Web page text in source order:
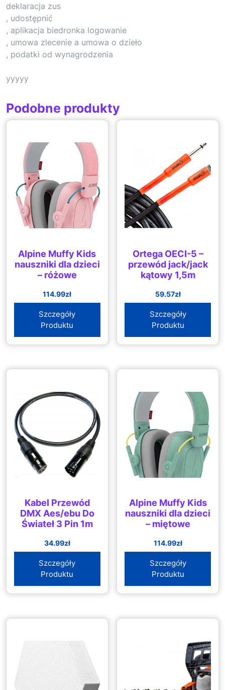
deklaracja zus
, udostępnić
, aplikacja biedronka logowanie
, umowa zlecenie a umowa o dzieło
, podatki od wynagrodzenia
yyyyy
Podobne produkty
Alpine Muffy Kids
nauszniki dla dzieci
– różowe
114.99zł
Szczegóły
Produktu
Ortega OECI-5 –
przewód jack/jack
kątowy 1,5m
59.57zł
Szczegóły
Produktu
Kabel Przewód
DMX Aes/ebu Do
Świateł 3 Pin 1m
34.99zł
Szczegóły
Produktu
Alpine Muffy Kids
nauszniki dla dzieci
– miętowe
114.99zł
Szczegóły
Produktu